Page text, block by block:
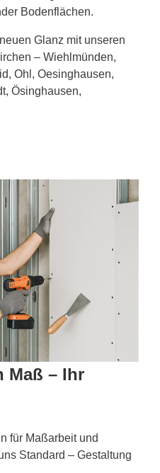
Bodenflächen.
Glanz mit unseren
– Wiehlmünden,
Ohl, Oesinghausen,
Ösinghausen,
Maß – Ihr
für Maßarbeit und
Standard – Gestaltung